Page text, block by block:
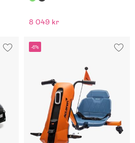
8 049 kr
-6%